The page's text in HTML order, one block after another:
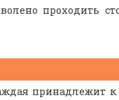
проходить
принадлежит